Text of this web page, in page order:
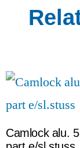
Camlock alu.